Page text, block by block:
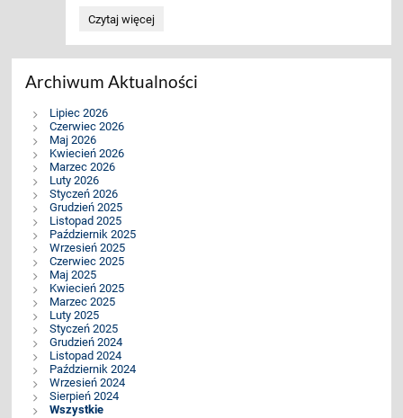
„Właśnie
czas
wakacji”-
podsumowujące
szkolny
2025/2026:
Czytaj więcej
Archiwum Aktualności
Lipiec 2026
Czerwiec 2026
Maj 2026
Kwiecień 2026
Marzec 2026
Luty 2026
Styczeń 2026
Grudzień 2025
Listopad 2025
Październik 2025
Wrzesień 2025
Czerwiec 2025
Maj 2025
Kwiecień 2025
Marzec 2025
Luty 2025
Styczeń 2025
Grudzień 2024
Listopad 2024
Październik 2024
Wrzesień 2024
Sierpień 2024
Wszystkie